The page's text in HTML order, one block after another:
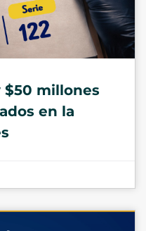
$50 millones
en la